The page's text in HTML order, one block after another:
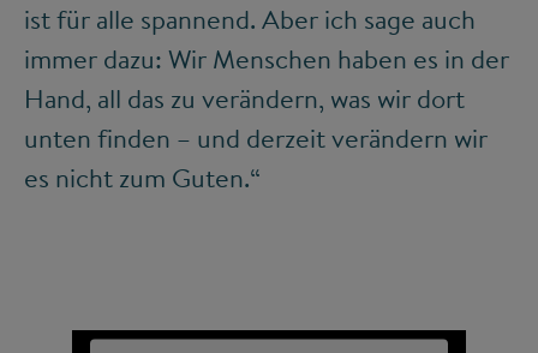
ist für alle spannend. Aber ich sage auch
immer dazu: Wir Menschen haben es in der
Hand, all das zu verändern, was wir dort
unten finden – und derzeit verändern wir
es nicht zum Guten.“